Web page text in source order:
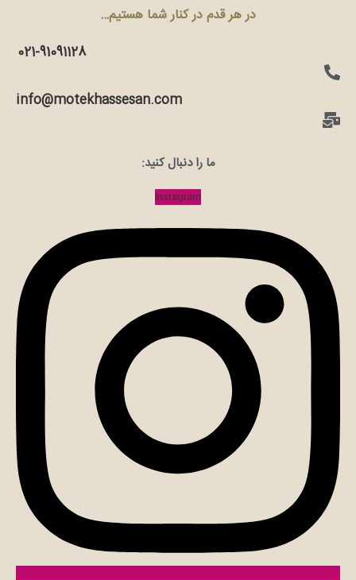
در هر قدم در کنار شما هستیم…
021-91091128
info@motekhassesan.com
ما را دنبال کنید:
Instagram